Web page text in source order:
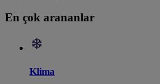
En çok arananlar
Klima